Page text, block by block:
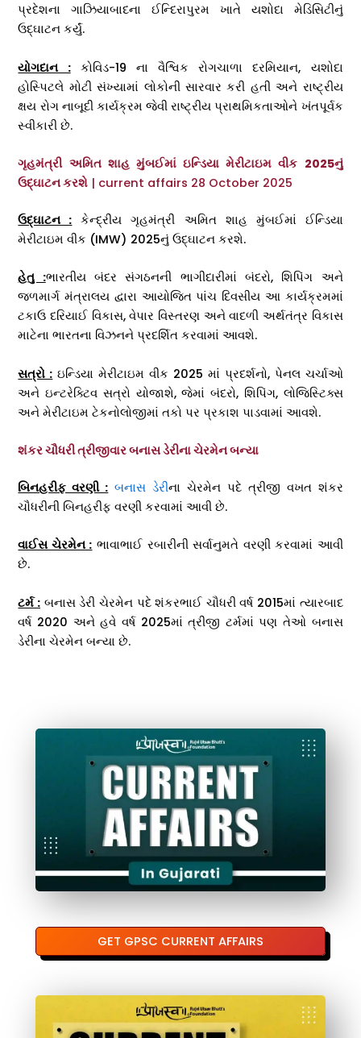
પ્રદેશના ગાઝિયાબાદના ઈન્દિરાપુરમ ખાતે યશોદા મેડિસિટીનું
ઉદ્ઘાટન કર્યું.
યોગદાન :કોવિડ-19 ના વૈશ્વિક રોગચાળા દરમિયાન, યશોદા
હોસ્પિટલે મોટી સંખ્યામાં લોકોની સારવાર કરી હતી અને રાષ્ટ્રીય
ક્ષય રોગ નાબૂદી કાર્યક્રમ જેવી રાષ્ટ્રીય પ્રાથમિકતાઓને ખંતપૂર્વક
સ્વીકારી છે.
ગૃહમંત્રી અમિત શાહ મુંબઈમાં ઇન્ડિયા મેરીટાઇમ વીક 2025નું
ઉદ્ઘાટન કરશે | current affairs 28 October 2025
ઉદ્ઘાટન : કેન્દ્રીય ગૃહમંત્રી અમિત શાહ મુંબઈમાં ઈન્ડિયા
મેરીટાઇમ વીક (IMW) 2025નું ઉદ્ઘાટન કરશે.
હેતુ :ભારતીય બંદર સંગઠનની ભાગીદારીમાં બંદરો, શિપિંગ અને
જળમાર્ગ મંત્રાલય દ્વારા આયોજિત પાંચ દિવસીય આ કાર્યક્રમમાં
ટકાઉ દરિયાઈ વિકાસ, વેપાર વિસ્તરણ અને વાદળી અર્થતંત્ર વિકાસ
માટેના ભારતના વિઝનને પ્રદર્શિત કરવામાં આવશે.
સત્રો : ઇન્ડિયા મેરીટાઇમ વીક 2025 માં પ્રદર્શનો, પેનલ ચર્ચાઓ
અને ઇન્ટરેક્ટિવ સત્રો યોજાશે, જેમાં બંદરો, શિપિંગ, લોજિસ્ટિક્સ
અને મેરીટાઇમ ટેકનોલોજીમાં તકો પર પ્રકાશ પાડવામાં આવશે.
શંકર ચૌધરી ત્રીજીવાર બનાસ ડેરીના ચેરમેન બન્યા
બિનહરીફ વરણી : બનાસ ડેરીના ચેરમેન પદે ત્રીજી વખત શંકર
ચૌધરીની બિનહરીફ વરણી કરવામાં આવી છે.
વાઈસ ચેરમેન : ભાવાભાઈ રબારીની સર્વાનુમતે વરણી કરવામાં આવી
છે.
ટર્મ : બનાસ ડેરી ચેરમેન પદે શંકરભાઈ ચૌધરી વર્ષ 2015માં ત્યારબાદ
વર્ષ 2020 અને હવે વર્ષ 2025માં ત્રીજી ટર્મમાં પણ તેઓ બનાસ
ડેરીના ચેરમેન બન્યા છે.
GET GPSC CURRENT AFFAIRS